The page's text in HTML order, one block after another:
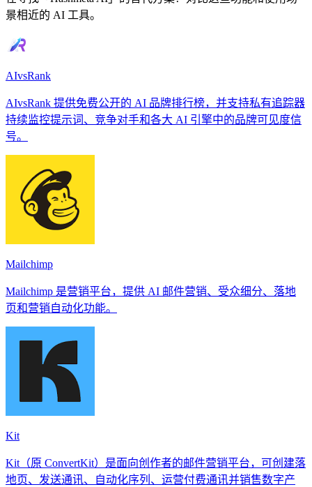
景相近的 AI 工具。
AIvsRank
AIvsRank 提供免费公开的 AI 品牌排行榜，并支持私有追踪器
持续监控提示词、竞争对手和各大 AI 引擎中的品牌可见度信
号。
Mailchimp
Mailchimp 是营销平台，提供 AI 邮件营销、受众细分、落地
页和营销自动化功能。
Kit
Kit（原 ConvertKit）是面向创作者的邮件营销平台，可创建落
地页、发送通讯、自动化序列、运营付费通讯并销售数字产